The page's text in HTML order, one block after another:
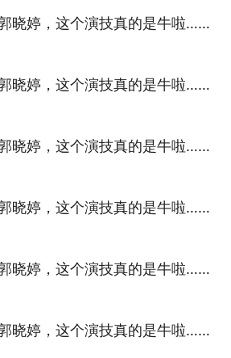
晓婷，这个演技真的是牛啦……
晓婷，这个演技真的是牛啦……
晓婷，这个演技真的是牛啦……
晓婷，这个演技真的是牛啦……
晓婷，这个演技真的是牛啦……
晓婷，这个演技真的是牛啦……